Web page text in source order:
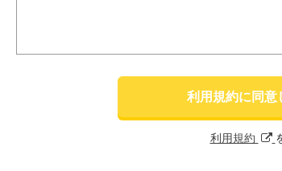
利用規約に同意
利用規約